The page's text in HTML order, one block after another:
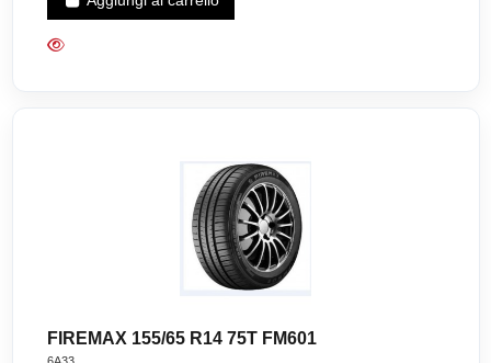
FIREMAX 155/65 R14 75T FM601